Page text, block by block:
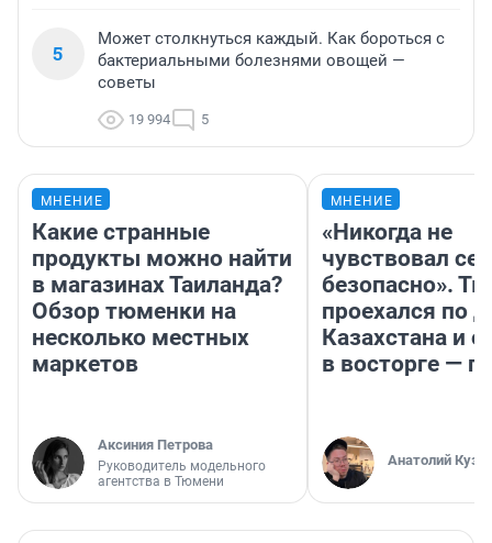
5
Может столкнуться каждый. Как бороться с
бактериальными болезнями овощей —
советы
19 994 5
МНЕНИЕ
Какие странные
продукты можно найти
в магазинах Таиланда?
Обзор тюменки на
несколько местных
маркетов
Аксиния Петрова
Руководитель модельного
агентства в Тюмени
МНЕНИЕ
«Никогда не
чувствовал
безопасно».
проехался по
Казахстана и
в восторге —
Анатолий